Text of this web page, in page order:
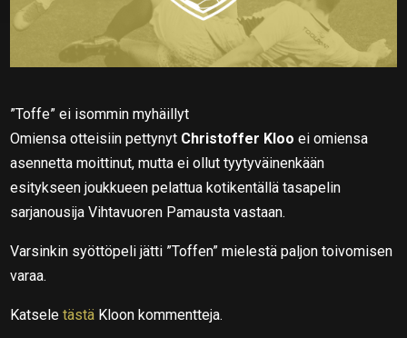
”Toffe” ei isommin myhäillyt
Omiensa otteisiin pettynyt Christoffer Kloo ei omiensa
asennetta moittinut, mutta ei ollut tyytyväinenkään
esitykseen joukkueen pelattua kotikentällä tasapelin
sarjanousija Vihtavuoren Pamausta vastaan.
Varsinkin syöttöpeli jätti ”Toffen” mielestä paljon toivomisen
varaa.
Katseletästä Kloon kommentteja.